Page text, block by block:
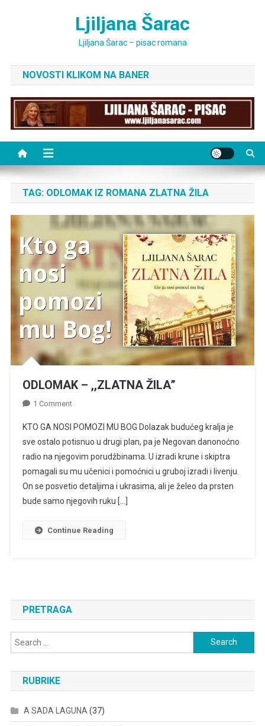
Ljiljana Šarac
Ljiljana Šarac – pisac romana
NOVOSTI KLIKOM NA BANER
TAG: ODLOMAK IZ ROMANA ZLATNA ŽILA
ODLOMAK – ,,ZLATNA ŽILA”
1 CommentOn
–
,,ZLATNA
ŽILA”
KTO GA NOSI POMOZI MU BOG Dolazak budućeg kralja je
sve ostalo potisnuo u drugi plan, pa je Negovan danonoćno
radio na njegovim porudžbinama. U izradi krune i skiptra
pomagali su mu učenici i pomoćnici u gruboj izradi i livenju.
On se posvetio detaljima i ukrasima, ali je želeo da prsten
bude samo njegovih ruku […]
Continue Reading
PRETRAGA
Search
for:
RUBRIKE
A SADA LAGUNA (37)